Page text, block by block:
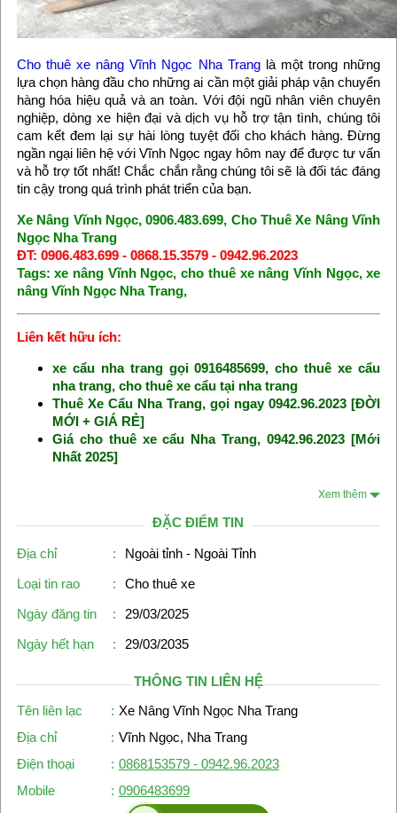
Cho thuê xe nâng Vĩnh Ngọc Nha Tranglà một trong những
lựa chọn hàng đầu cho những ai cần một giải pháp vận chuyển
hàng hóa hiệu quả và an toàn. Với đội ngũ nhân viên chuyên
nghiệp, dòng xe hiện đại và dịch vụ hỗ trợ tận tình, chúng tôi
cam kết đem lại sự hài lòng tuyệt đối cho khách hàng. Đừng
ngần ngại liên hệ với Vĩnh Ngọc ngay hôm nay để được tư vấn
và hỗ trợ tốt nhất! Chắc chắn rằng chúng tôi sẽ là đối tác đáng
tin cậy trong quá trình phát triển của bạn.
Xe Nâng Vĩnh Ngọc, 0906.483.699, Cho Thuê Xe Nâng Vĩnh
Ngọc Nha Trang
ĐT: 0906.483.699 - 0868.15.3579 - 0942.96.2023
Tags: xe nâng Vĩnh Ngọc, cho thuê xe nâng Vĩnh Ngọc, xe
nâng Vĩnh Ngọc Nha Trang,
Liên kết hữu ích:
xe cẩu nha trang gọi 0916485699, cho thuê xe cẩu
nha trang, cho thuê xe cẩu tại nha trang
Thuê Xe Cẩu Nha Trang, gọi ngay 0942.96.2023 [ĐỜI
MỚI + GIÁ RẺ]
Giá cho thuê xe cẩu Nha Trang, 0942.96.2023 [Mới
Nhất 2025]
Xem thêm
ĐẶC ĐIỂM TIN
Địa chỉ :
Ngoài tỉnh - Ngoài Tỉnh
Loại tin rao
:
Cho thuê xe
Ngày đăng tin
:
29/03/2025
Ngày hết hạn
: 29/03/2035
THÔNG TIN LIÊN HỆ
Tên liên lạc
: Xe Nâng Vĩnh Ngọc Nha Trang
Địa chỉ
: Vĩnh Ngọc, Nha Trang
Điện thoại
: 0868153579 - 0942.96.2023
Mobile
: 0906483699